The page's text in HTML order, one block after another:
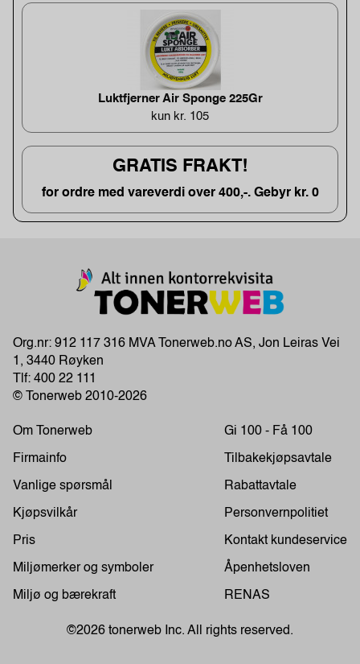
Luktfjerner Air Sponge 225Gr
kun kr. 105
GRATIS FRAKT!
for ordre med vareverdi over 400,-. Gebyr kr. 0
Org.nr: 912 117 316 MVA Tonerweb.no AS, Jon Leiras Vei
1, 3440 Røyken
Tlf: 400 22 111
© Tonerweb 2010-2026
Om Tonerweb
Firmainfo
Vanlige spørsmål
Kjøpsvilkår
Pris
Miljømerker og symboler
Miljø og bærekraft
Gi 100 - Få 100
Tilbakekjøpsavtale
Rabattavtale
Personvernpolitiet
Kontakt kundeservice
Åpenhetsloven
RENAS
©2026 tonerweb Inc. All rights reserved.